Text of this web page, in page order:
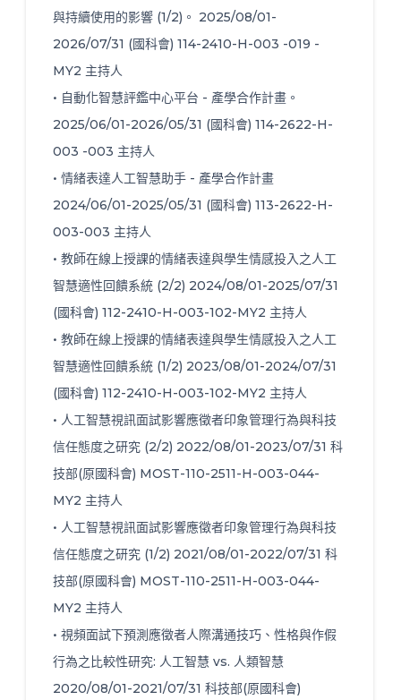
與持續使用的影響 (1/2)。 2025/08/01-
2026/07/31 (國科會) 114-2410-H-003 -019 -
MY2 主持人
• 自動化智慧評鑑中心平台 - 產學合作計畫。
2025/06/01-2026/05/31 (國科會) 114-2622-H-
003 -003 主持人
• 情緒表達人工智慧助手 - 產學合作計畫
2024/06/01-2025/05/31 (國科會) 113-2622-H-
003-003 主持人
• 教師在線上授課的情緒表達與學生情感投入之人工
智慧適性回饋系統 (2/2) 2024/08/01-2025/07/31
(國科會) 112-2410-H-003-102-MY2 主持人
• 教師在線上授課的情緒表達與學生情感投入之人工
智慧適性回饋系統 (1/2) 2023/08/01-2024/07/31
(國科會) 112-2410-H-003-102-MY2 主持人
• 人工智慧視訊面試影響應徵者印象管理行為與科技
信任態度之研究 (2/2) 2022/08/01-2023/07/31 科
技部(原國科會) MOST-110-2511-H-003-044-
MY2 主持人
• 人工智慧視訊面試影響應徵者印象管理行為與科技
信任態度之研究 (1/2) 2021/08/01-2022/07/31 科
技部(原國科會) MOST-110-2511-H-003-044-
MY2 主持人
• 視頻面試下預測應徵者人際溝通技巧、性格與作假
行為之比較性研究: 人工智慧 vs. 人類智慧
2020/08/01-2021/07/31 科技部(原國科會)